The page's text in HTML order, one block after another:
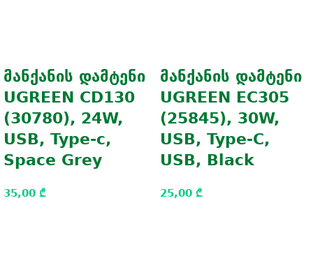
მანქანის დამტენი
UGREEN CD130
(30780), 24W,
USB, Type-c,
Space Grey
35,00 ₾
მანქანის დამტენი
UGREEN EC305
(25845), 30W,
USB, Type-C,
USB, Black
25,00 ₾